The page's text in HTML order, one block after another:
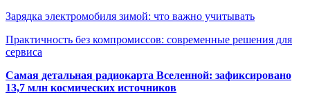
Зарядка электромобиля зимой: что важно учитывать
Практичность без компромиссов: современные решения для
сервиса
Самая детальная радиокарта Вселенной: зафиксировано
13,7 млн космических источников